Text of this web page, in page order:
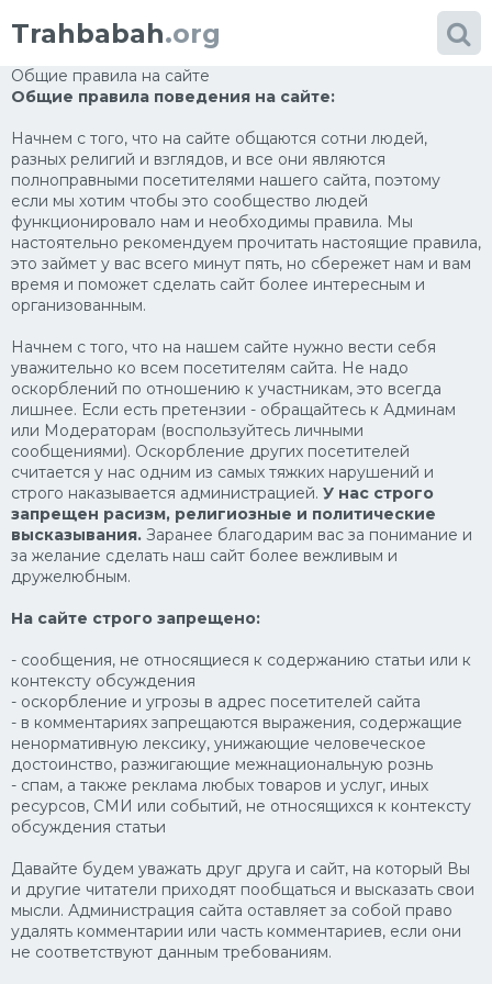
Trahbabah.org
Общие правила на сайте
Общие правила поведения на сайте:
Начнем с того, что на сайте общаются сотни людей,
разных религий и взглядов, и все они являются
полноправными посетителями нашего сайта, поэтому
если мы хотим чтобы это сообщество людей
функционировало нам и необходимы правила. Мы
настоятельно рекомендуем прочитать настоящие правила,
это займет у вас всего минут пять, но сбережет нам и вам
время и поможет сделать сайт более интересным и
организованным.
Начнем с того, что на нашем сайте нужно вести себя
уважительно ко всем посетителям сайта. Не надо
оскорблений по отношению к участникам, это всегда
лишнее. Если есть претензии - обращайтесь к Админам
или Модераторам (воспользуйтесь личными
сообщениями). Оскорбление других посетителей
считается у нас одним из самых тяжких нарушений и
строго наказывается администрацией. У нас строго
запрещен расизм, религиозные и политические
высказывания. Заранее благодарим вас за понимание и
за желание сделать наш сайт более вежливым и
дружелюбным.
На сайте строго запрещено:
- сообщения, не относящиеся к содержанию статьи или к
контексту обсуждения
- оскорбление и угрозы в адрес посетителей сайта
- в комментариях запрещаются выражения, содержащие
ненормативную лексику, унижающие человеческое
достоинство, разжигающие межнациональную рознь
- спам, а также реклама любых товаров и услуг, иных
ресурсов, СМИ или событий, не относящихся к контексту
обсуждения статьи
Давайте будем уважать друг друга и сайт, на который Вы
и другие читатели приходят пообщаться и высказать свои
мысли. Администрация сайта оставляет за собой право
удалять комментарии или часть комментариев, если они
не соответствуют данным требованиям.
Блондинки
Африка
Порно в чулках
Проститутки
Домашнее порно
Японки
Няшки
Модели
Сперма на лице
Минет